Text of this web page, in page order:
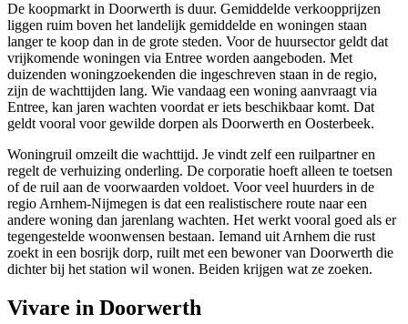
De koopmarkt in Doorwerth is duur. Gemiddelde verkoopprijzen
liggen ruim boven het landelijk gemiddelde en woningen staan
langer te koop dan in de grote steden. Voor de huursector geldt dat
vrijkomende woningen via Entree worden aangeboden. Met
duizenden woningzoekenden die ingeschreven staan in de regio,
zijn de wachttijden lang. Wie vandaag een woning aanvraagt via
Entree, kan jaren wachten voordat er iets beschikbaar komt. Dat
geldt vooral voor gewilde dorpen als Doorwerth en Oosterbeek.
Woningruil omzeilt die wachttijd. Je vindt zelf een ruilpartner en
regelt de verhuizing onderling. De corporatie hoeft alleen te toetsen
of de ruil aan de voorwaarden voldoet. Voor veel huurders in de
regio Arnhem-Nijmegen is dat een realistischere route naar een
andere woning dan jarenlang wachten. Het werkt vooral goed als er
tegengestelde woonwensen bestaan. Iemand uit Arnhem die rust
zoekt in een bosrijk dorp, ruilt met een bewoner van Doorwerth die
dichter bij het station wil wonen. Beiden krijgen wat ze zoeken.
Vivare in Doorwerth